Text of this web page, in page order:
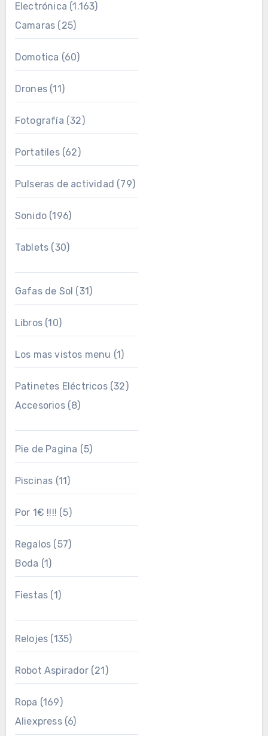
Electrónica (1.163)
Camaras (25)
Domotica (60)
Drones(11)
Fotografía (32)
Portatiles(62)
Pulseras de actividad (79)
Sonido(196)
Tablets (30)
Gafas de Sol (31)
Libros(10)
Los mas vistos menu (1)
Patinetes Eléctricos(32)
Accesorios(8)
Pie de Pagina (5)
Piscinas (11)
Por 1€ !!!! (5)
Regalos (57)
Boda (1)
Fiestas (1)
Relojes (135)
Robot Aspirador(21)
Ropa (169)
Aliexpress(6)